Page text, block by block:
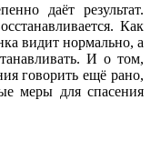
даёт результат.
Как
видит нормально, а
И о том,
говорить ещё рано,
меры для спасения